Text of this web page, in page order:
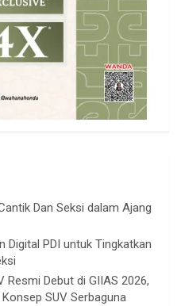
Dan Seksi dalam Ajang
Digital PDI untuk Tingkatkan
Resmi Debut di GIIAS 2026,
SUV Serbaguna